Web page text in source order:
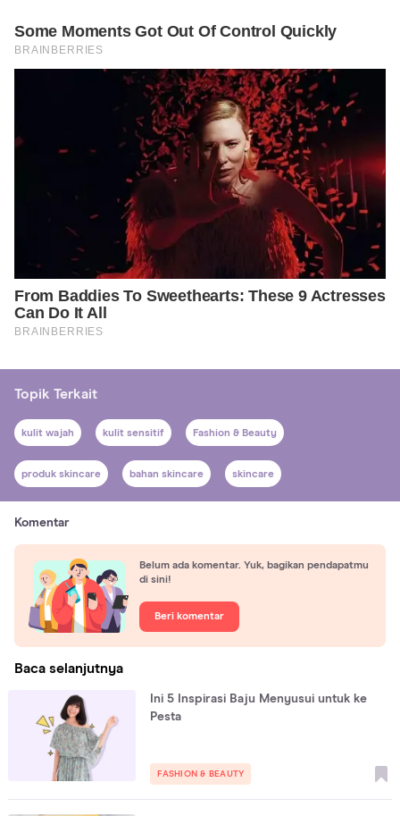
Topik Terkait
kulit wajah kulit sensitif Fashion & Beauty
produk skincare bahan skincare skincare
Komentar
Belum ada komentar. Yuk, bagikan pendapatmu
di sini!
Beri komentar
Baca selanjutnya
Ini 5 Inspirasi Baju Menyusui untuk ke
Pesta
FASHION & BEAUTY